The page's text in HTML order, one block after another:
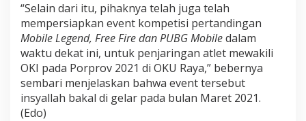
“Selain dari itu, pihaknya telah juga telah
mempersiapkan event kompetisi pertandingan
Mobile Legend, Free Fire dan PUBG Mobiledalam
waktu dekat ini, untuk penjaringan atlet mewakili
OKI pada Porprov 2021 di OKU Raya,” bebernya
sembari menjelaskan bahwa event tersebut
insyallah bakal di gelar pada bulan Maret 2021.
(Edo)